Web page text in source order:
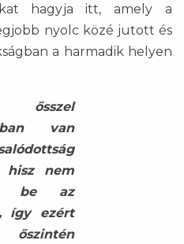
hagyja itt, amely a
nyolc közé jutott és
a harmadik helyen
van
hisz nem
be az
így ezért
őszintén